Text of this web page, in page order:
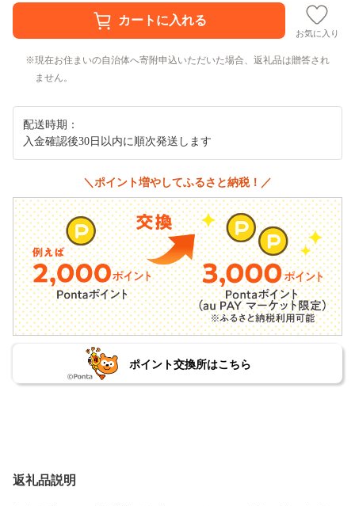
お気に入り
現在お住まいの自治体へ寄附申込いただいた場合、返礼品は贈答され
ません。
配送時期：
入金確認後30日以内に順次発送します
＼ポイント増やしてふるさと納税！／
ポイント交換所はこちら
返礼品説明